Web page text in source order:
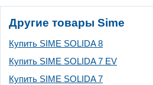
Другие товары Sime
Купить SIME SOLIDA 8
Купить SIME SOLIDA 7 EV
Купить SIME SOLIDA 7